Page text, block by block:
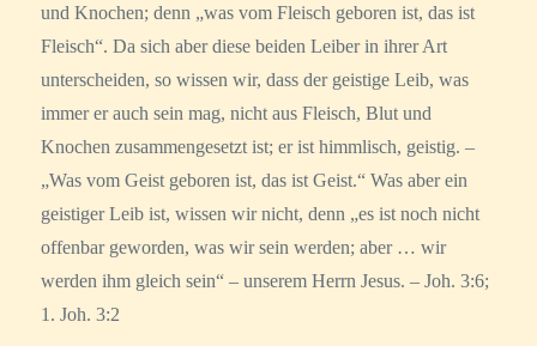
und Knochen; denn „was vom Fleisch geboren ist, das ist
Fleisch“. Da sich aber diese beiden Leiber in ihrer Art
unterscheiden, so wissen wir, dass der geistige Leib, was
immer er auch sein mag, nicht aus Fleisch, Blut und
Knochen zusammengesetzt ist; er ist himmlisch, geistig. –
„Was vom Geist geboren ist, das ist Geist.“ Was aber ein
geistiger Leib ist, wissen wir nicht, denn „es ist noch nicht
offenbar geworden, was wir sein werden; aber … wir
werden ihm gleich sein“ – unserem Herrn Jesus. – Joh. 3:6;
1. Joh. 3:2